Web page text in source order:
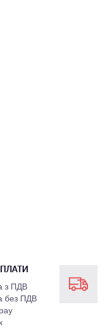
з ПДВ
без ПДВ